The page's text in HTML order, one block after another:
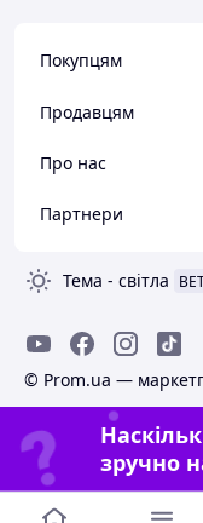
Покупцям
Продавцям
Про нас
Партнери
Тема - світла
© Prom.ua —
зручно